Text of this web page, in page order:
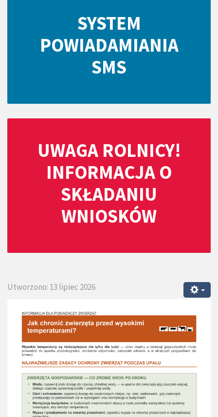
SYSTEM
POWIADAMIANIA
SMS
UWAGA ROLNICY!
INFORMACJA O
SKŁADANIU
WNIOSKÓW
Utworzono: 13 lipiec 2026